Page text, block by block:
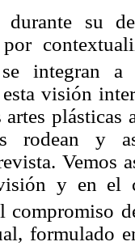
durante su
se integran
esta visión
artes
rodean y
Vemos
y en el
compromiso
formulado